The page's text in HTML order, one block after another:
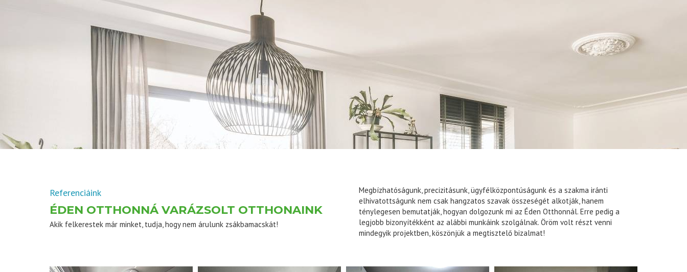
Referenciáink
ÉDEN OTTHONNÁ VARÁZSOLT OTTHONAINK
Akik felkerestek már minket, tudja, hogy nem árulunk zsákbamacskát!
Megbízhatóságunk, precizitásunk, ügyfélközpontúságunk és a szakma iránti
elhivatottságunk nem csak hangzatos szavak összeségét alkotják, hanem
ténylegesen bemutatják, hogyan dolgozunk mi az Éden Otthonnál. Erre pedig a
legjobb bizonyítékként az alábbi munkáink szolgálnak. Öröm volt részt venni
mindegyik projektben, köszönjük a megtisztelő bizalmat!